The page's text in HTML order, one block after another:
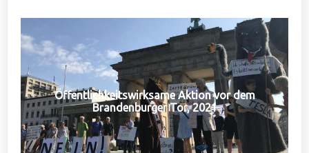
Öffentlichkeitswirksame Aktion vor dem
Brandenburger Tor, 2021